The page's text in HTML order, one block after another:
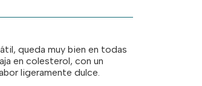
queda muy bien en todas
en colesterol, con un
ligeramente dulce.